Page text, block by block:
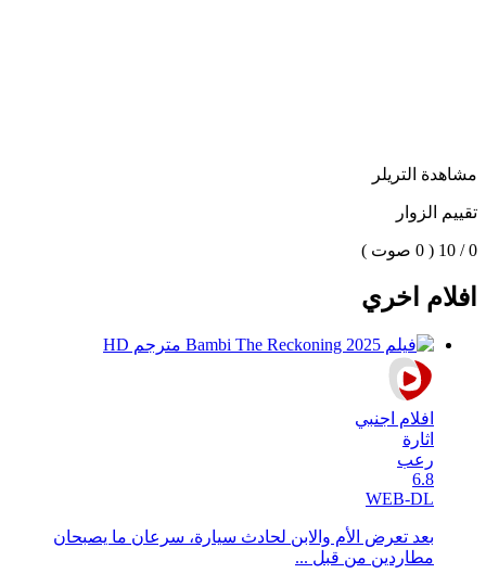
مشاهدة التريلر
تقييم الزوار
0 / 10 ( 0 صوت )
افلام اخري
افلام اجنبي
اثارة
رعب
6.8
WEB-DL
بعد تعرض الأم والابن لحادث سيارة، سرعان ما يصبحان
مطاردين من قبل ...